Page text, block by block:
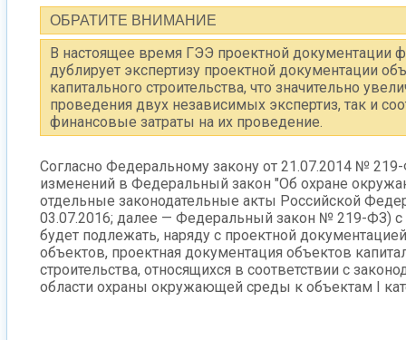
ОБРАТИТЕ ВНИМАНИЕ
В настоящее время ГЭЭ проектной документации
дублирует экспертизу проектной документации
капитального строительства, что значительно
проведения двух независимых экспертиз, так и
финансовые затраты на их проведение.
Согласно Федеральному закону от 21.07.2014 №
изменений в Федеральный закон "Об охране
отдельные законодательные акты Российской
03.07.2016; далее — Федеральный закон № 219-ФЗ) с
будет подлежать, наряду с проектной
объектов, проектная документация объектов
строительства, относящихся в соответствии с
области охраны окружающей среды к объектам I